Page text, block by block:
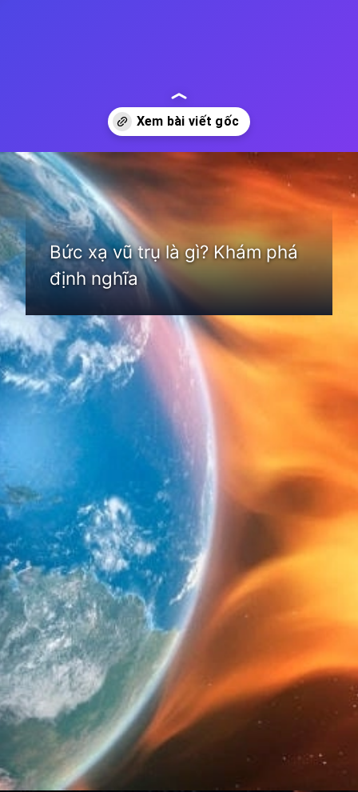
Đang mởhttps://thienvanhoc.edu.vn/buc-xa-vu-tru
Bức xạ vũ trụ là gì? Khám phá
định nghĩa